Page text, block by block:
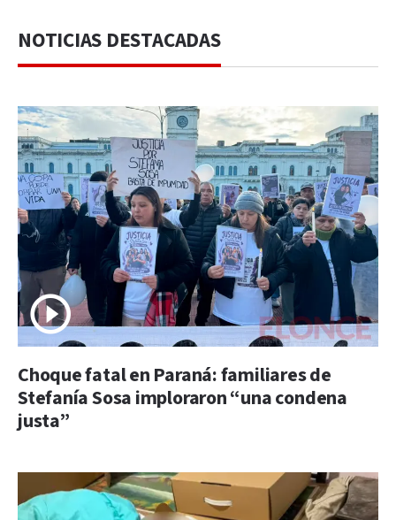
NOTICIAS DESTACADAS
Choque fatal en Paraná: familiares de
Stefanía Sosa imploraron “una condena
justa”